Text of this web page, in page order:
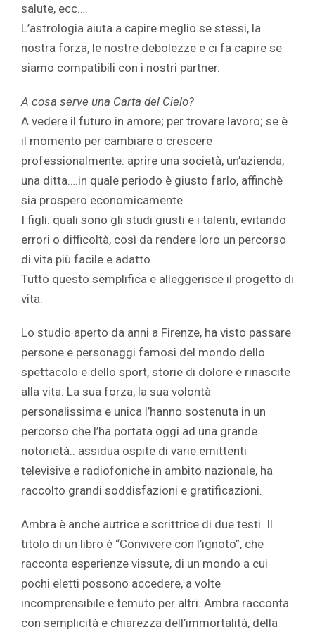
salute, ecc….
L’astrologia aiuta a capire meglio se stessi, la
nostra forza, le nostre debolezze e ci fa capire se
siamo compatibili con i nostri partner.
A cosa serve una Carta del Cielo?
A vedere il futuro in amore; per trovare lavoro; se è
il momento per cambiare o crescere
professionalmente: aprire una società, un’azienda,
una ditta….in quale periodo è giusto farlo, affinchè
sia prospero economicamente.
I figli: quali sono gli studi giusti e i talenti, evitando
errori o difficoltà, così da rendere loro un percorso
di vita più facile e adatto.
Tutto questo semplifica e alleggerisce il progetto di
vita.
Lo studio aperto da anni a Firenze, ha visto passare
persone e personaggi famosi del mondo dello
spettacolo e dello sport, storie di dolore e rinascite
alla vita. La sua forza, la sua volontà
personalissima e unica l’hanno sostenuta in un
percorso che l’ha portata oggi ad una grande
notorietà.. assidua ospite di varie emittenti
televisive e radiofoniche in ambito nazionale, ha
raccolto grandi soddisfazioni e gratificazioni.
Ambra è anche autrice e scrittrice di due testi. Il
titolo di un libro è “Convivere con l’ignoto”, che
racconta esperienze vissute, di un mondo a cui
pochi eletti possono accedere, a volte
incomprensibile e temuto per altri. Ambra racconta
con semplicità e chiarezza dell’immortalità, della